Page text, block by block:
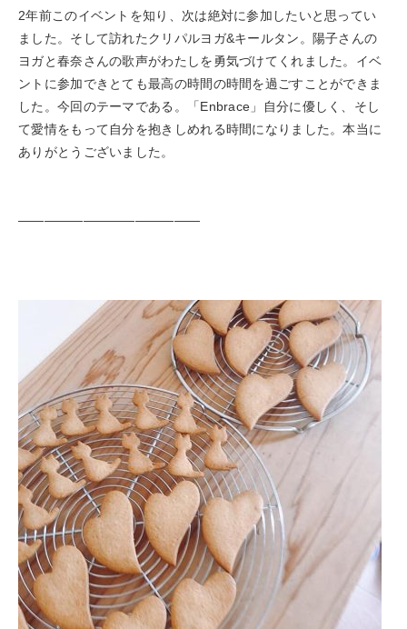
2年前このイベントを知り、次は絶対に参加したいと思ってい
ました。そして訪れたクリパルヨガ&キールタン。陽子さんの
ヨガと春奈さんの歌声がわたしを勇気づけてくれました。イベ
ントに参加できとても最高の時間の時間を過ごすことができま
した。今回のテーマである。「Enbrace」自分に優しく、そし
て愛情をもって自分を抱きしめれる時間になりました。本当に
ありがとうございました。
——————————————